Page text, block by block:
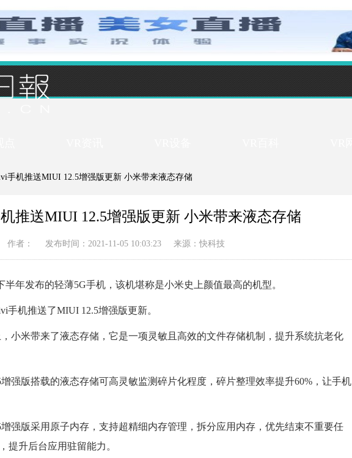
手机推送MIUI 12.5增强版更新 小米带来液态存储
推送MIUI 12.5增强版更新 小米带来液态存储
作者： 发布时间：2021-11-05 10:03:23 来源：快科技
发布的轻薄5G手机，该机堪称是小米史上颜值最高的机型。
机推送了MIUI 12.5增强版更新。
米带来了液态存储，它是一项灵敏且高效的文件存储机制，提升系统抗老化
版搭载的液态存储可高灵敏监测碎片化程度，碎片整理效率提升60%，让手机
版采用原子内存，支持超精细内存管理，拆分应用内存，优先结束不重要任
提升后台应用驻留能力。